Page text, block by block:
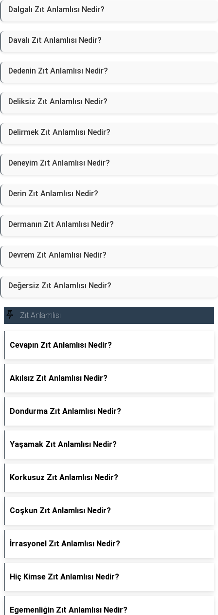
Dalgalı Zıt Anlamlısı Nedir?
Davalı Zıt Anlamlısı Nedir?
Dedenin Zıt Anlamlısı Nedir?
Deliksiz Zıt Anlamlısı Nedir?
Delirmek Zıt Anlamlısı Nedir?
Deneyim Zıt Anlamlısı Nedir?
Derin Zıt Anlamlısı Nedir?
Dermanın Zıt Anlamlısı Nedir?
Devrem Zıt Anlamlısı Nedir?
Değersiz Zıt Anlamlısı Nedir?
Zıt Anlamlısı
Cevapın Zıt Anlamlısı Nedir?
Akılsız Zıt Anlamlısı Nedir?
Dondurma Zıt Anlamlısı Nedir?
Yaşamak Zıt Anlamlısı Nedir?
Korkusuz Zıt Anlamlısı Nedir?
Coşkun Zıt Anlamlısı Nedir?
İrrasyonel Zıt Anlamlısı Nedir?
Hiç Kimse Zıt Anlamlısı Nedir?
Egemenliğin Zıt Anlamlısı Nedir?